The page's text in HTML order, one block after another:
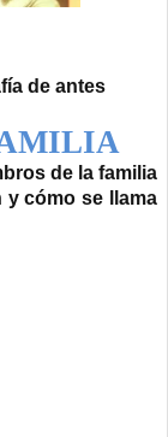
de antes
de la familia
cómo se llama